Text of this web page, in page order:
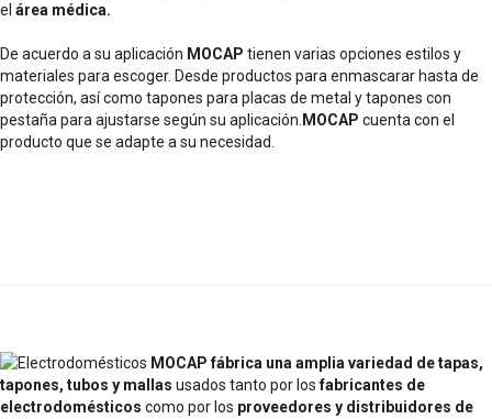
el área médica.
De acuerdo a su aplicación MOCAP tienen varias opciones estilos y
materiales para escoger. Desde productos para enmascarar hasta de
protección, así como tapones para placas de metal y tapones con
pestaña para ajustarse según su aplicación. MOCAP cuenta con el
producto que se adapte a su necesidad.
MOCAPfábrica una amplia variedad detapas,
tapones, tubos y mallas usados tanto por losfabricantes de
electrodomésticos como por los proveedores y distribuidores de